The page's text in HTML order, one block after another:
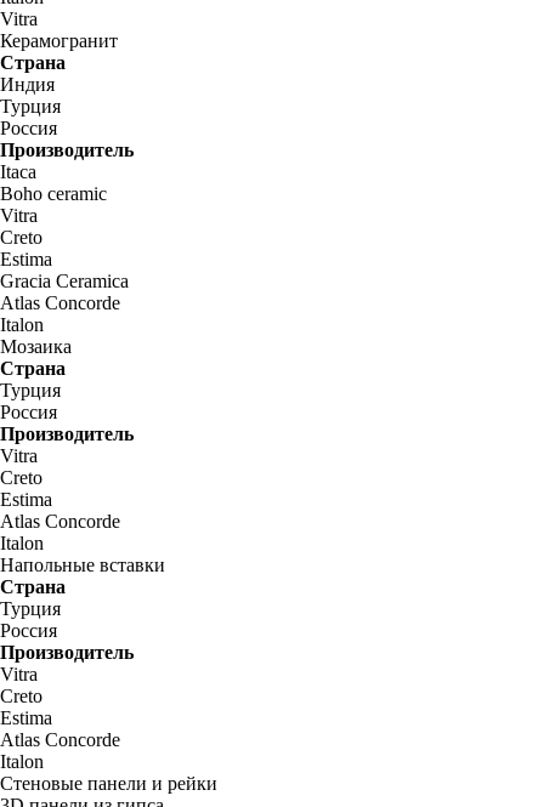
Vitra
Керамогранит
Страна
Индия
Турция
Россия
Производитель
Itaca
Boho ceramic
Vitra
Creto
Estima
Gracia Ceramica
Atlas Concorde
Italon
Мозаика
Страна
Турция
Россия
Производитель
Vitra
Creto
Estima
Atlas Concorde
Italon
Напольные вставки
Страна
Турция
Россия
Производитель
Vitra
Creto
Estima
Atlas Concorde
Italon
Стеновые панели и рейки